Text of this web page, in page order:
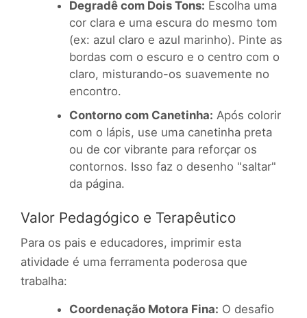
Degradê com Dois Tons: Escolha uma
cor clara e uma escura do mesmo tom
(ex: azul claro e azul marinho). Pinte as
bordas com o escuro e o centro com o
claro, misturando-os suavemente no
encontro.
Contorno com Canetinha: Após colorir
com o lápis, use uma canetinha preta
ou de cor vibrante para reforçar os
contornos. Isso faz o desenho "saltar"
da página.
Valor Pedagógico e Terapêutico
Para os pais e educadores, imprimir esta
atividade é uma ferramenta poderosa que
trabalha:
Coordenação Motora Fina: O desafio